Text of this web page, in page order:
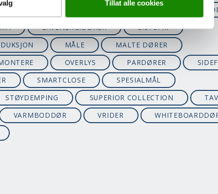
Tillat alle cookies
ISOLASJON
LAVENERGIDØRER
LISTEFRI
MÅLE
MALTE DØRER
OVERLYS PARDØRER
SMARTCLOSE
SPESIALMÅL
STØYDEMPING SUPERIOR COLLECTION
VARMBODDØR VRIDER